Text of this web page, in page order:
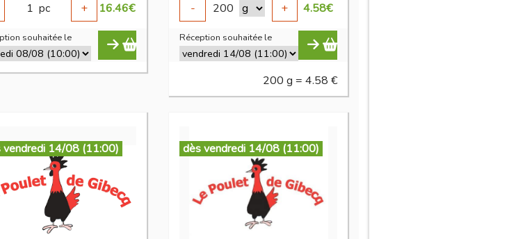
1 pc + 16.46€
souhaitée le
-
200 + 4.58€
Réception souhaitée le
200 g = 4.58 €
vendredi 14/08 (11:00) dès vendredi 14/08 (11:00)